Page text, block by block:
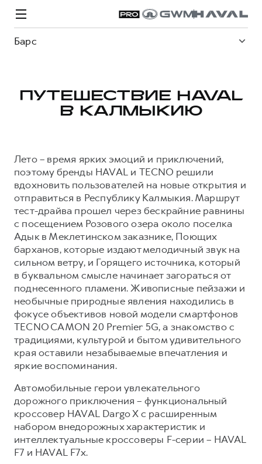
Барс
H3
от 2 499 000 ₽
H5
от 4 049 000 ₽
H7
от 3 799 000 ₽
H9
от 4 799 000 ₽
ВЫБОР И ПОКУПКА
Автомобили в наличии
Конфигуратор HAVAL
Аксессуары HAVAL
Каталоги и прайс-листы
Программа «HAVAL Защита+»
Тест-драйв
Трейд-ин
КРЕДИТ И СТРАХОВАНИЕ
Кредитный калькулятор
Кредит
КОРПОРАТИВНЫМ КЛИЕНТАМ
Для малого бизнеса
СЕРВИС
Все о сервисе
Запись на сервис
Моторное масло
Стоимость ТО
СЕРВИСНОЕ ОБСЛУЖИВАНИЕ
Нулевое ТО
Программа «Помощь на дороге»
Регламенты технического обслуживания
Электронный ПТС
ПОДДЕРЖКА
GWM Безопасность
Гарантия HAVAL
Мобильное приложение GWM
СПЕЦПРЕДЛОЖЕНИЯ
Покупателям
Владельцам
БРЕНД HAVAL
О бренде
Новости
О GWM
ИНФОРМАЦИЯ О ДИЛЕРЕ
О дилере
Наша команда
Контакты
ПУТЕШЕСТВИЕ HAVAL
В КАЛМЫКИЮ
Лето – время ярких эмоций и приключений,
поэтому бренды HAVAL и TECNO решили
вдохновить пользователей на новые открытия и
отправиться в Республику Калмыкия. Маршрут
тест-драйва прошел через бескрайние равнины
с посещением Розового озера около поселка
Адык в Меклетинском заказнике, Поющих
барханов, которые издают мелодичный звук на
сильном ветру, и Горящего источника, который
в буквальном смысле начинает загораться от
поднесенного пламени. Живописные пейзажи и
необычные природные явления находились в
фокусе объективов новой модели смартфонов
TECNO CAMON 20 Premier 5G, а знакомство с
традициями, культурой и бытом удивительного
края оставили незабываемые впечатления и
яркие воспоминания.
Автомобильные герои увлекательного
дорожного приключения – функциональный
кроссовер HAVAL Dargo X с расширенным
набором внедорожных характеристик и
интеллектуальные кроссоверы F-серии – HAVAL
F7 и HAVAL F7x.